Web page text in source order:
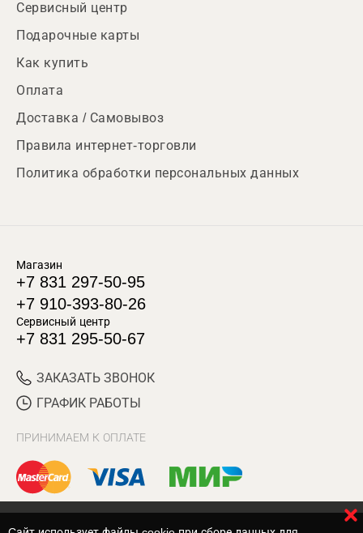
Сервисный центр
Подарочные карты
Как купить
Оплата
Доставка / Самовывоз
Правила интернет-торговли
Политика обработки персональных данных
Магазин
+7 831 297-50-95
+7 910-393-80-26
Сервисный центр
+7 831 295-50-67
ЗАКАЗАТЬ ЗВОНОК
ГРАФИК РАБОТЫ
ПРИНИМАЕМ К ОПЛАТЕ